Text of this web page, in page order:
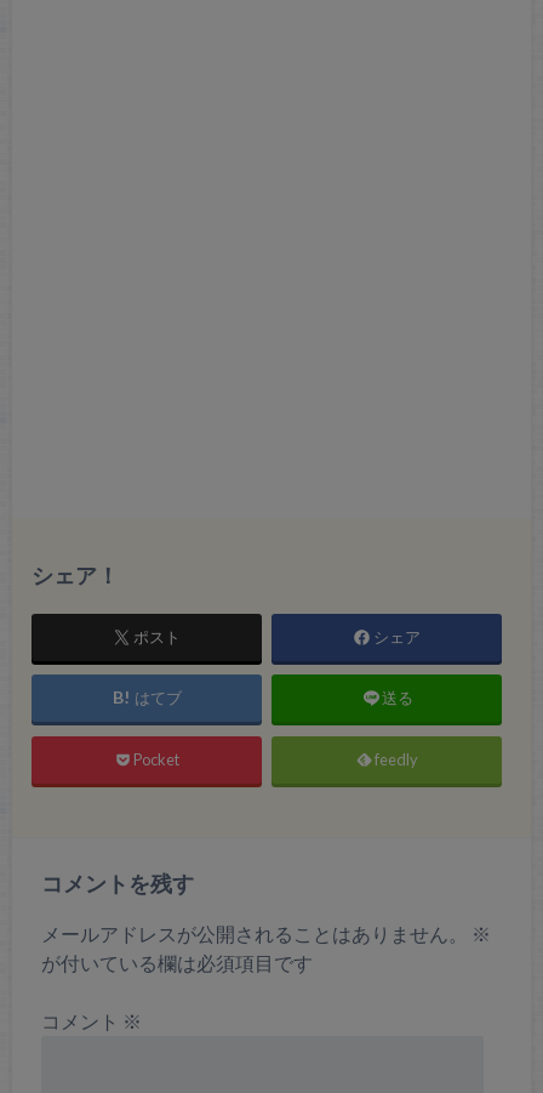
シェア！
ポスト シェア
はてブ 送る
Pocket feedly
コメントを残す
メールアドレスが公開されることはありません。
※
が付いている欄は必須項目です
コメント ※